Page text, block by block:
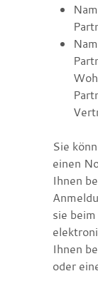
Sie
einen
Ihnen
sie
Ihnen
oder